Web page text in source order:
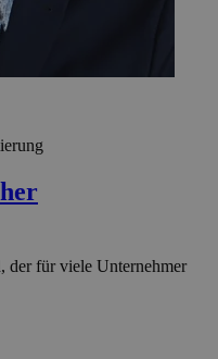
der für viele Unternehmer